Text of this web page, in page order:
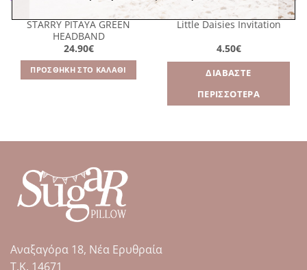
STARRY PITAYA GREEN
HEADBAND
24.90€
ΠΡΟΣΘΉΚΗ ΣΤΟ ΚΑΛΆΘΙ
EVENTS
Little Daisies Invitation
4.50€
ΔΙΑΒΆΣΤΕ
ΠΕΡΙΣΣΌΤΕΡΑ
Αναξαγόρα 18, Νέα Ερυθραία
Τ.Κ. 14671